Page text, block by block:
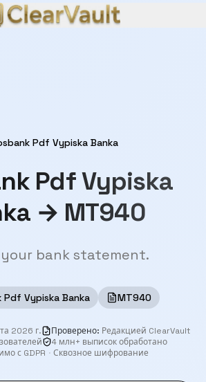
Pdf Vypiska Banka
Pdf Vypiska
→ MT940
bank statement.
Pdf Vypiska Banka MT940
2026 г. Проверено: Редакцией ClearVault
4 млн+ выписок обработано
с GDPR · Сквозное шифрование